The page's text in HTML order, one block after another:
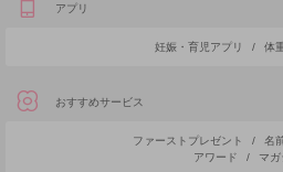
アプリ
妊娠・育児アプリ / 体
おすすめサービス
ファーストプレゼント /
名
アワード
/ マガ